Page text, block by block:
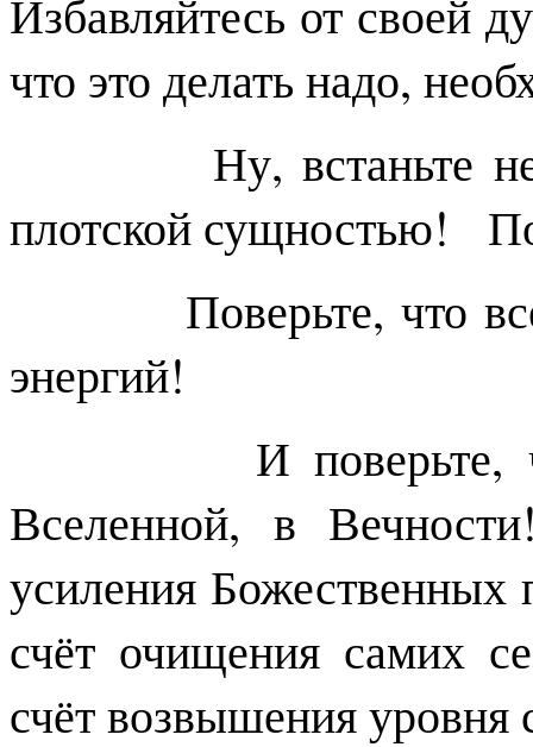
Избавляйтесь от своей
что это делать надо,
Ну, встаньте
плотской сущностью!
Поверьте, что всё
энергий!
И поверьте, что
Вселенной, в
усиления Божественных
счёт очищения самих
счёт возвышения уровня